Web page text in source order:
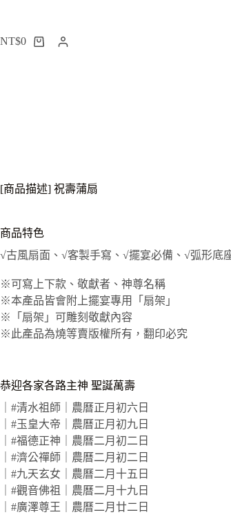
主
NT$0
[商品描述] 祝壽蒲扇
商品特色
√古風扇面、√客製手寫、√擺宴必備、√弧形底
※可寫上下款、敬獻者、神尊名稱
※本產品皆會附上擺宴專用「扇架」
※「扇架」可雕刻敬獻內容
※此產品為燒等賣版權所有，翻印必究
恭迎各家各路主神 聖誕萬壽
｜#清水祖師｜農曆正月初六日
｜#玉皇大帝｜農曆正月初九日
｜#福德正神｜農曆二月初二日
｜#濟公禪師｜農曆二月初二日
｜#九天玄女｜農曆二月十五日
｜#觀音佛祖｜農曆二月十九日
｜#廣澤尊王｜農曆二月廿二日